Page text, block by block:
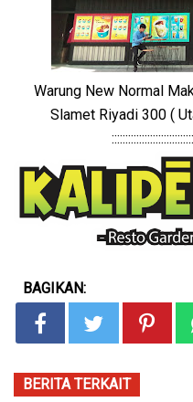
Warung New Normal
Slamet Riyadi 300 (
BAGIKAN:
BERITA TERKAIT